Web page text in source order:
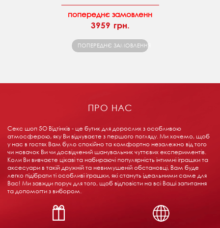
попереднє замовленн
3959 грн.
ПОПЕРЕДНЄ ЗАМОВЛЕННЯ
ПРО НАС
Секс шоп 5О Відтінків - це бутик для дорослих з особливою
атмосферою, яку Ви відчуваєте з першого погляду. Ми хочемо, щоб
у нас в гостях Вам було спокійно та комфортно незалежно від того
чи новачок Ви чи досвідчений шанувальник чуттєвих експериментів.
Коли Ви вивчаєте цікаві та набираючі популярність інтимні іграшки та
аксесуари в такій дружній та невимушеній обстановці, Вам буде
легко підібрати ті особливі іграшки, які стануть ідеальними саме для
Вас! Ми завжди поруч для того, щоб відповісти на всі Ваші запитання
та допомогти з вибором.